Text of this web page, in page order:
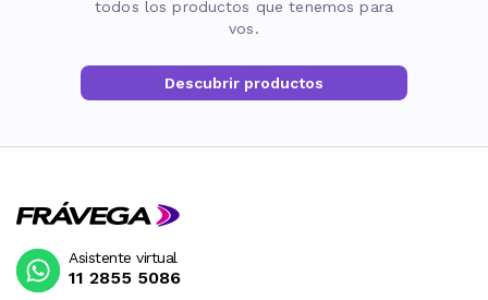
todos los productos que tenemos para
vos.
Descubrir productos
Asistente virtual
11 2855 5086